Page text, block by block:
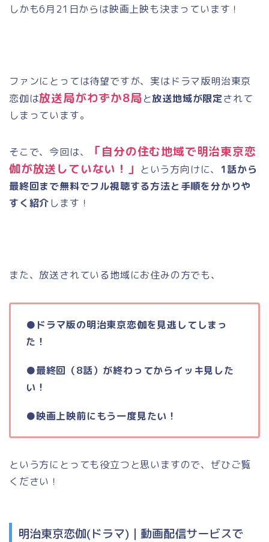
しかも6月21日からは映画上映も決まっています！
ファンにとっては待望ですが、実はドラマ版明治東京
恋伽は放送局がわずか8局と放送地域が限定されて
しまっています。
そこで、今回は、
「自分の住む地域で明治東京恋
伽が放送していない！」 という方向けに、 1話から
最終回まで無料でフル視聴する方法と手順を分かりや
すく紹介します！
また、放送されている地域にお住みの方でも、
●ドラマ版の明治東京恋伽を見逃してしまっ
た！
●最終回（8話）が終わってからイッキ見した
い！
●映画上映前にもう一度見たい！
という方にとっても役立つと思いますので、ぜひご覧
ください！
明治東京恋伽(ドラマ)｜動画配信サービスで